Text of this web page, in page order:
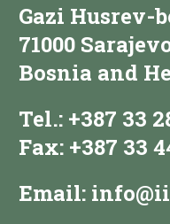
Gazi Husrev-
71000
Bosnia and
Tel.: +387 33
Fax: +387 33
Email: